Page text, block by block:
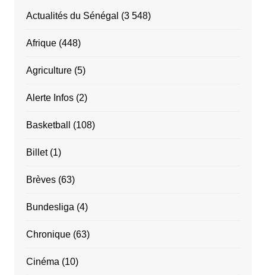
Actualités du Sénégal (3 548)
Afrique(448)
Agriculture(5)
Alerte Infos(2)
Basketball (108)
Billet(1)
Brèves(63)
Bundesliga (4)
Chronique(63)
Cinéma (10)